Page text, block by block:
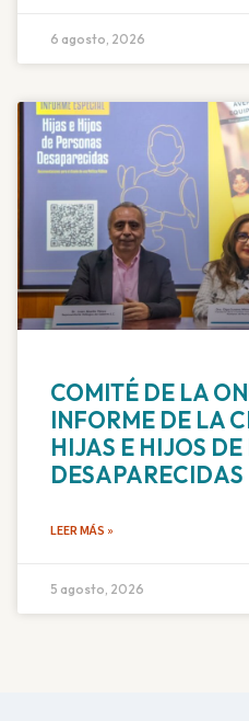
6 agosto, 2026
COMITÉ DE LA
INFORME DE LA
HIJAS E HIJOS DE
DESAPARECIDAS
LEER MÁS »
5 agosto, 2026